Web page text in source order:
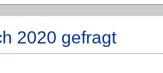
2020 gefragt